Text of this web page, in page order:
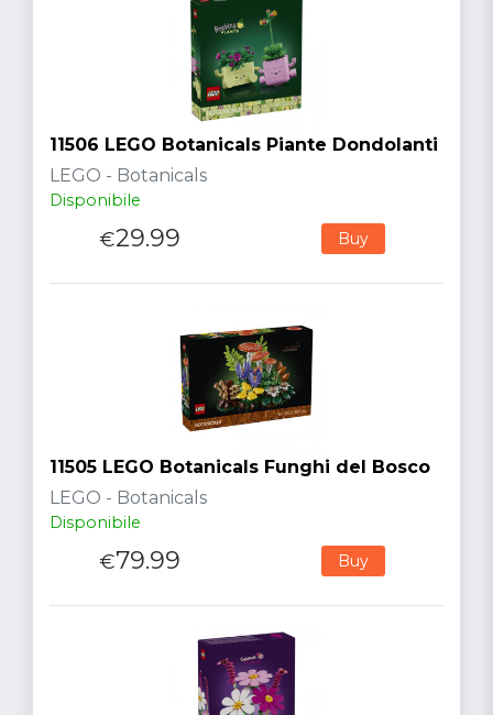
11506 LEGO Botanicals Piante Dondolanti
LEGO - Botanicals
Disponibile
€29.99 Buy
11505 LEGO Botanicals Funghi del Bosco
LEGO - Botanicals
Disponibile
€79.99 Buy